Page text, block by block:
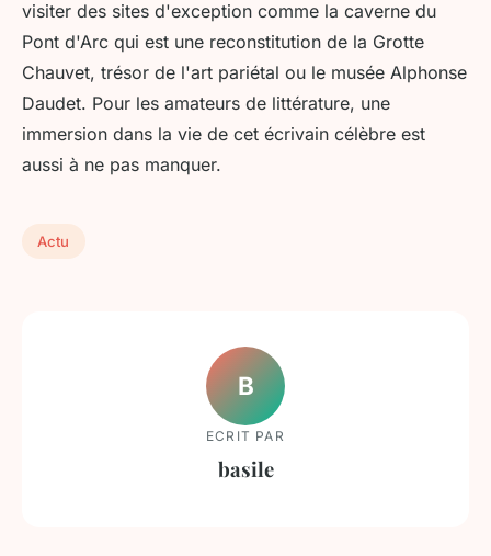
visiter des sites d'exception comme la caverne du
Pont d'Arc qui est une reconstitution de la Grotte
Chauvet, trésor de l'art pariétal ou le musée Alphonse
Daudet. Pour les amateurs de littérature, une
immersion dans la vie de cet écrivain célèbre est
aussi à ne pas manquer.
Actu
B
ECRIT PAR
basile